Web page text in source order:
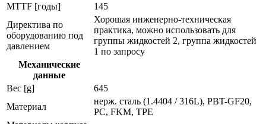
MTTF [годы]
145
Директива по
оборудованию под
давлением
Хорошая инженерно-техническая
практика, можно использовать для
группы жидкостей 2, группа жидкостей
1 по запросу
Механические
данные
Вес [g]
645
Материал
нерж. сталь (1.4404 / 316L), PBT-GF20,
PC, FKM, TPE